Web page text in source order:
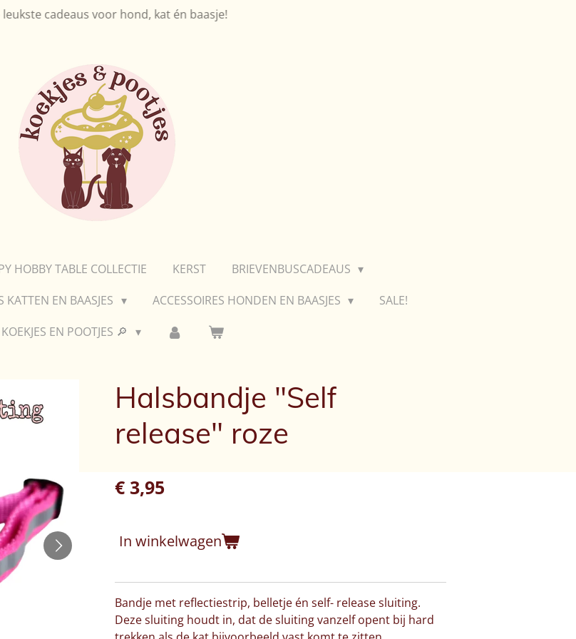
leukste cadeaus voor hond, kat én baasje!
HOBBY TABLE COLLECTIE KERST
BRIEVENBUSCADEAUS
KATTEN EN BAASJES ACCESSOIRES HONDEN EN BAASJES
SALE!
EN POOTJES 🔎
Halsbandje "Self
release" roze
€ 3,95
In winkelwagen
Bandje met reflectiestrip, belletje én self- release sluiting.
Deze sluiting houdt in, dat de sluiting vanzelf opent bij hard